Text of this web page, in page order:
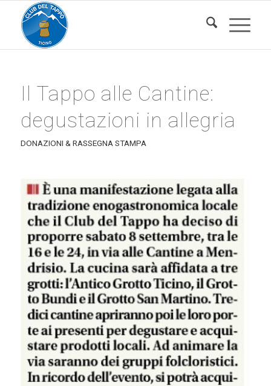
Il Tappo alle Cantine:
degustazioni in allegria
DONAZIONI & RASSEGNA STAMPA